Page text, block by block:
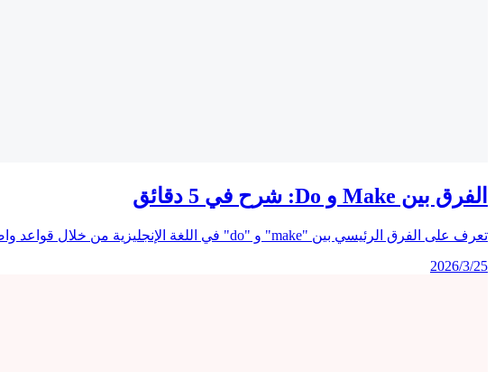
الفرق بين Make و Do: شرح في 5 دقائق
تعرف على الفرق الرئيسي بين "make" و "do" في اللغة الإنجليزية من خلال قواعد واضحة، أكثر من 60 تعبيرًا شائعًا، الأخطاء الشائعة، وجدول مرجعي سريع يساعدك على اختيار الفعل الصحيح في كل مرة.
2026/3/25